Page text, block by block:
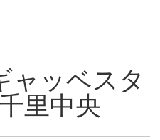
ャッベスタ
里中央